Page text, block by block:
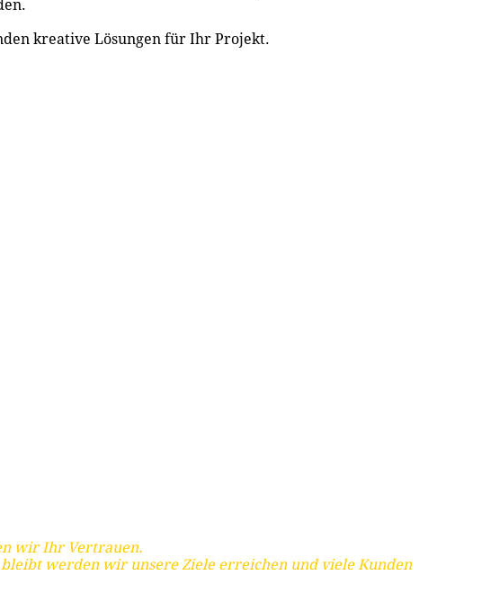
kreative Lösungen für Ihr Projekt.
wir Ihr Vertrauen.
bleibt werden wir unsere Ziele erreichen und viele Kunden